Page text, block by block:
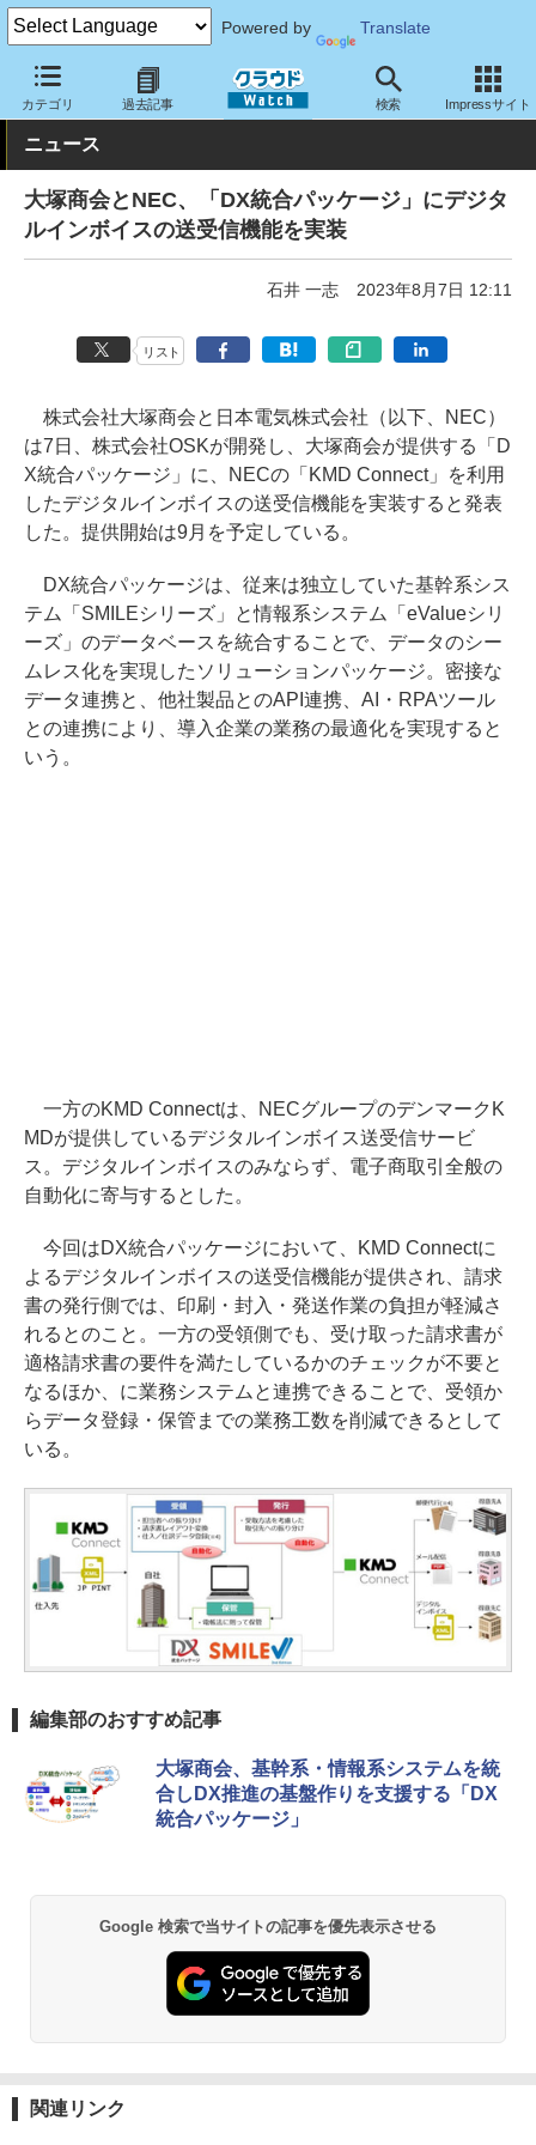
Powered by Translate
カテゴリ 過去記事 検索 Impressサイト
クラウド Watch トピック 協業・提携 国内
ニュース
大塚商会とNEC、「DX統合パッケージ」にデジタ
ルインボイスの送受信機能を実装
石井 一志 2023年8月7日 12:11
リスト
株式会社大塚商会と日本電気株式会社（以下、NEC）
は7日、株式会社OSKが開発し、大塚商会が提供する「D
X統合パッケージ」に、NECの「KMD Connect」を利用
したデジタルインボイスの送受信機能を実装すると発表
した。提供開始は9月を予定している。
DX統合パッケージは、従来は独立していた基幹系シス
テム「SMILEシリーズ」と情報系システム「eValueシリ
ーズ」のデータベースを統合することで、データのシー
ムレス化を実現したソリューションパッケージ。密接な
データ連携と、他社製品とのAPI連携、AI・RPAツール
との連携により、導入企業の業務の最適化を実現すると
いう。
一方のKMD Connectは、NECグループのデンマークK
MDが提供しているデジタルインボイス送受信サービ
ス。デジタルインボイスのみならず、電子商取引全般の
自動化に寄与するとした。
今回はDX統合パッケージにおいて、KMD Connectに
よるデジタルインボイスの送受信機能が提供され、請求
書の発行側では、印刷・封入・発送作業の負担が軽減さ
れるとのこと。一方の受領側でも、受け取った請求書が
適格請求書の要件を満たしているかのチェックが不要と
なるほか、に業務システムと連携できることで、受領か
らデータ登録・保管までの業務工数を削減できるとして
いる。
編集部のおすすめ記事
大塚商会、基幹系・情報系システムを統
合しDX推進の基盤作りを支援する「DX
統合パッケージ」
Google 検索で当サイトの記事を優先表示させる
関連リンク